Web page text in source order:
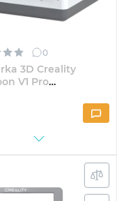
0
3D Creality
V1 Pro